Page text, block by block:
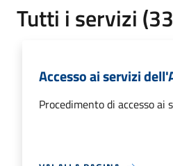
Tutti i servizi
Accesso ai servizi
Procedimento di accesso ai